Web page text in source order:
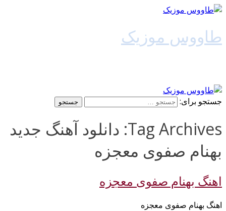
طاووس موزیک
جستجو برای:
Tag Archives: دانلود آهنگ جدید
بهنام صفوی معجزه
اهنگ بهنام صفوی معجزه
اهنگ بهنام صفوی معجزه